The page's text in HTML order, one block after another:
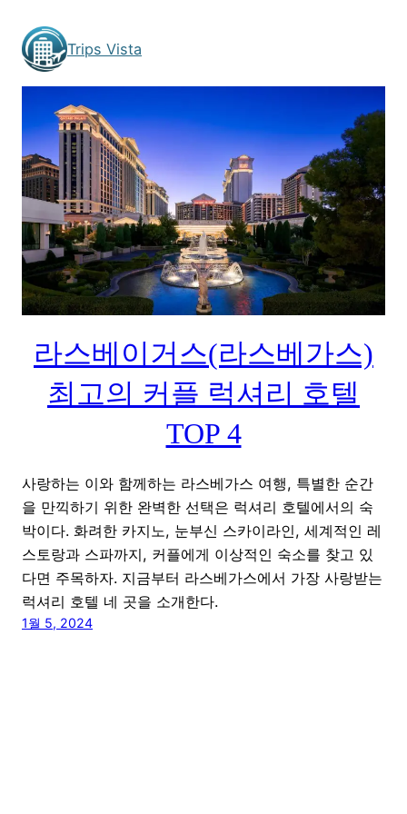
content
Trips Vista
라스베이거스(라스베가스)
최고의 커플 럭셔리 호텔
TOP 4
사랑하는 이와 함께하는 라스베가스 여행, 특별한 순간
을 만끽하기 위한 완벽한 선택은 럭셔리 호텔에서의 숙
박이다. 화려한 카지노, 눈부신 스카이라인, 세계적인 레
스토랑과 스파까지, 커플에게 이상적인 숙소를 찾고 있
다면 주목하자. 지금부터 라스베가스에서 가장 사랑받는
럭셔리 호텔 네 곳을 소개한다.
1월 5, 2024